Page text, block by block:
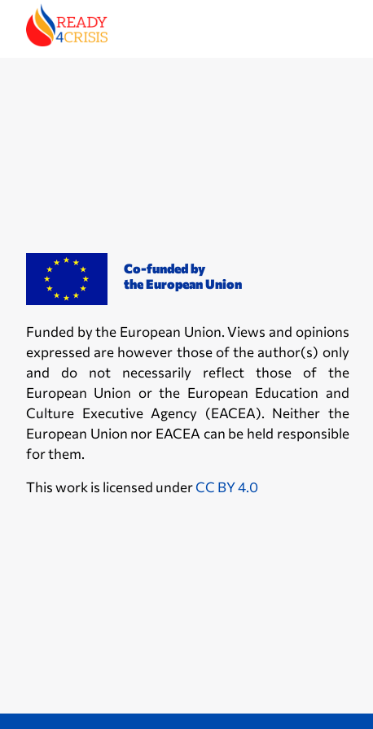
Co-funded by
the European Union
Funded by the European Union. Views and opinions
expressed are however those of the author(s) only
and do not necessarily reflect those of the
European Union or the European Education and
Culture Executive Agency (EACEA). Neither the
European Union nor EACEA can be held responsible
for them.
This work is licensed underCC BY 4.0